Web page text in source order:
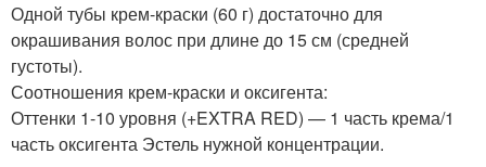
Одной тубы крем-краски (60 г) достаточно для
окрашивания волос при длине до 15 см (средней
густоты).
Соотношения крем-краски и оксигента:
Оттенки 1-10 уровня (+EXTRA RED) — 1 часть крема/1
часть оксигента Эстель нужной концентрации.